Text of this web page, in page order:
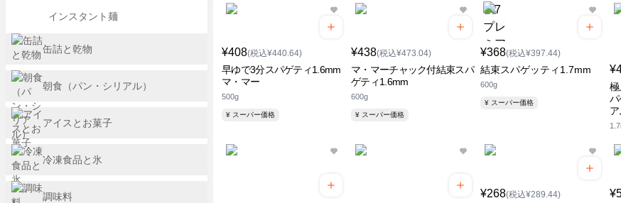
¥408(税込¥440.64)
早ゆで3分スパゲティ1.6mm
マ・マー
500g
¥ スーパー価格
¥438(税込¥473.04)
マ・マーチャック付結束スパ
ゲティ1.6mm
600g
¥ スーパー価格
¥368(税込¥397.44)
結束スパゲッティ1.7mm
600g
¥ スーパー価格
極
パ
¥268(税込¥289.44)
インスタント麺
缶詰と乾物
朝食（パン・シリアル）
アイスとお菓子
冷凍食品と氷
調味料